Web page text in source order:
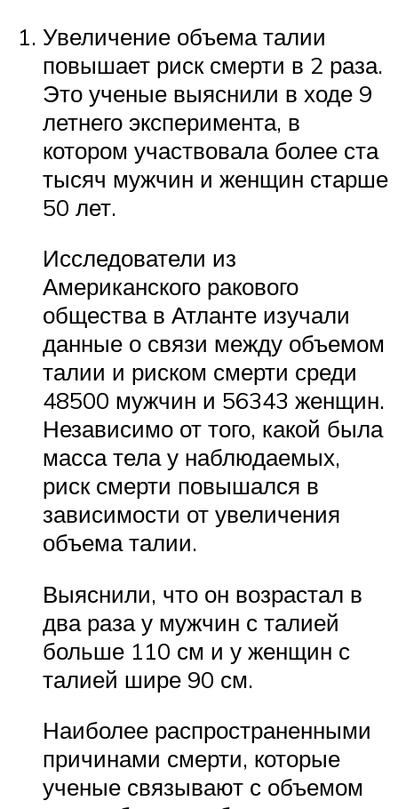
Увеличение объема талии
повышает риск смерти в 2 раза.
Это ученые выяснили в ходе 9
летнего эксперимента, в
котором участвовала более ста
тысяч мужчин и женщин старше
50 лет.
Исследователи из
Американского ракового
общества в Атланте изучали
данные о связи между объемом
талии и риском смерти среди
48500 мужчин и 56343 женщин.
Независимо от того, какой была
масса тела у наблюдаемых,
риск смерти повышался в
зависимости от увеличения
объема талии.
Выяснили, что он возрастал в
два раза у мужчин с талией
больше 110 см и у женщин с
талией шире 90 см.
Наиболее распространенными
причинами смерти, которые
ученые связывают с объемом